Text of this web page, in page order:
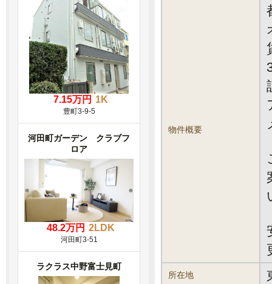
物件概要
所在地
7.15万円 1K
豊町3-9-5
河田町ガーデン クラブフ
ロア
48.2万円 2LDK
河田町3-51
ラクラス中野富士見町